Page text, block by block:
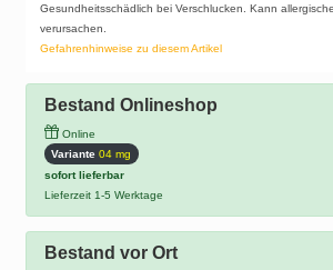
Gesundheitsschädlich bei Verschlucken. Kann
verursachen.
Gefahrenhinweise zu diesem Artikel
Bestand Onlineshop
Online
Variante04 mg
sofort lieferbar
Lieferzeit 1-5 Werktage
Bestand vor Ort